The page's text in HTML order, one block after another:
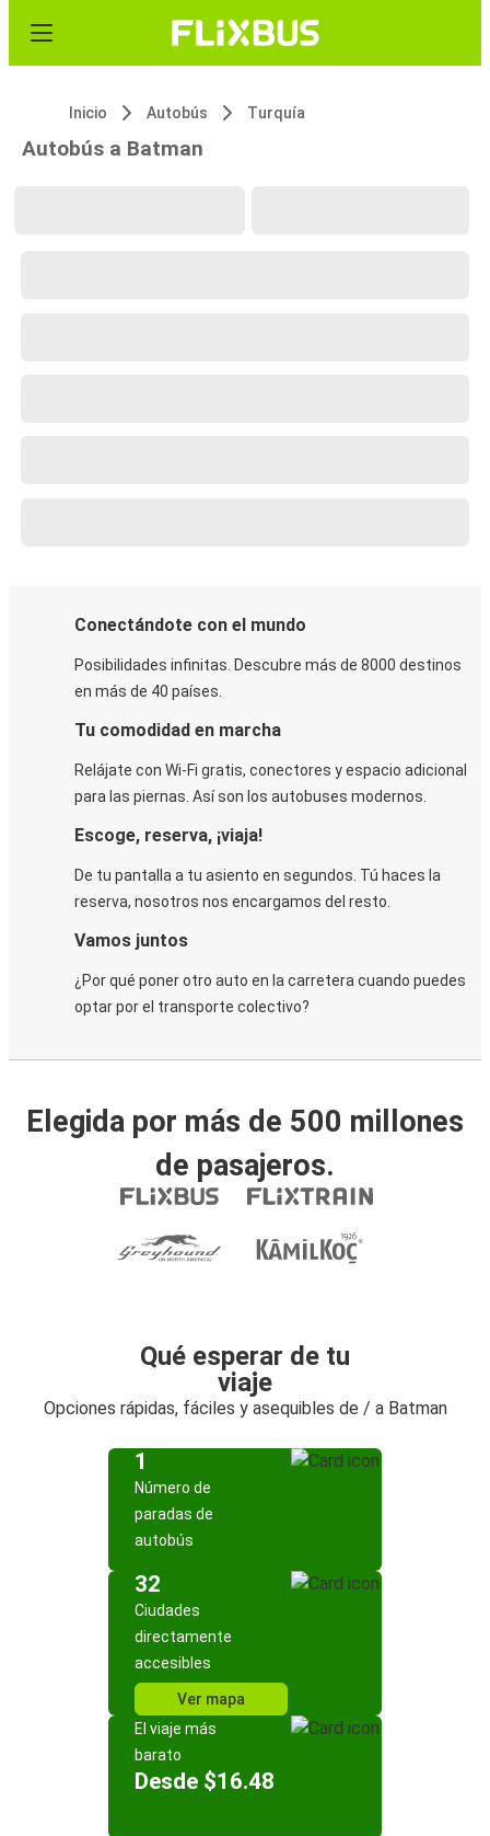
Inicio Autobús Turquía
Autobús a Batman
Conectándote con el mundo
Posibilidades infinitas. Descubre más de 8000 destinos
en más de 40 países.
Tu comodidad en marcha
Relájate con Wi-Fi gratis, conectores y espacio adicional
para las piernas. Así son los autobuses modernos.
Escoge, reserva, ¡viaja!
De tu pantalla a tu asiento en segundos. Tú haces la
reserva, nosotros nos encargamos del resto.
Vamos juntos
¿Por qué poner otro auto en la carretera cuando puedes
optar por el transporte colectivo?
Elegida por más de 500 millones
de pasajeros.
Qué esperar de tu
viaje
Opciones rápidas, fáciles y asequibles de / a Batman
1
Número de
paradas de
autobús
32
Ciudades
directamente
accesibles
Ver mapa
El viaje más
barato
Desde $16.48